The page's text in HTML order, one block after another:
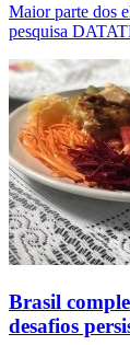
Maior parte dos
pesquisa
Brasil
desafios